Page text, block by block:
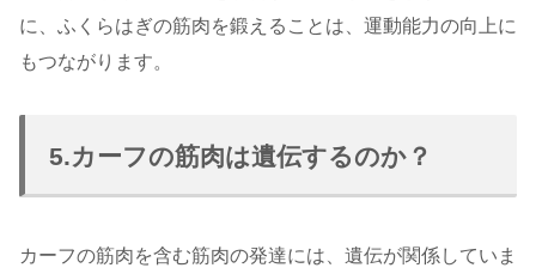
に、ふくらはぎの筋肉を鍛えることは、運動能力の向上に
もつながります。
5.カーフの筋肉は遺伝するのか？
カーフの筋肉を含む筋肉の発達には、遺伝が関係していま